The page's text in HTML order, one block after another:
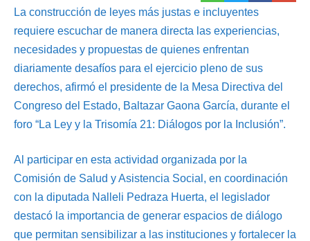
La construcción de leyes más justas e incluyentes
requiere escuchar de manera directa las experiencias,
necesidades y propuestas de quienes enfrentan
diariamente desafíos para el ejercicio pleno de sus
derechos, afirmó el presidente de la Mesa Directiva del
Congreso del Estado, Baltazar Gaona García, durante el
foro “La Ley y la Trisomía 21: Diálogos por la Inclusión”.
Al participar en esta actividad organizada por la
Comisión de Salud y Asistencia Social, en coordinación
con la diputada Nalleli Pedraza Huerta, el legislador
destacó la importancia de generar espacios de diálogo
que permitan sensibilizar a las instituciones y fortalecer la